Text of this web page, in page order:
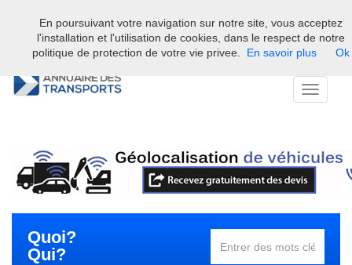
Bienvenue sur l'annuaire professionnel du transport et de la la
logistique en France.
Toggle
Quoi?
Qui?
En poursuivant votre navigation sur notre site, vous acceptez
l'installation et l'utilisation de cookies, dans le respect de notre
politique de protection de votre vie privee.
En savoir plus Ok